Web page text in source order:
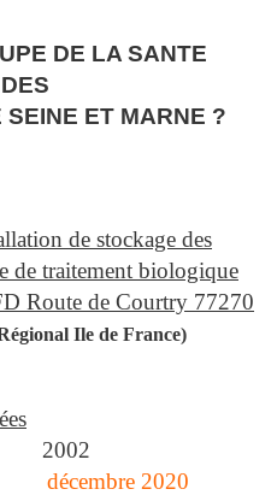
DE LA SANTE
SEINE ET MARNE ?
de stockage des
de traitement biologique
Route de Courtry 77270
Ile de France)
2002
décembre 2020